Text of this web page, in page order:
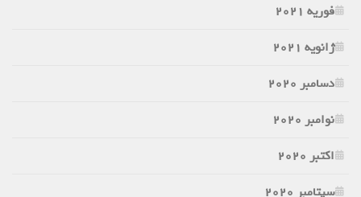
فوریه 2021
ژانویه 2021
دسامبر 2020
نوامبر 2020
اکتبر 2020
سپتامبر 2020